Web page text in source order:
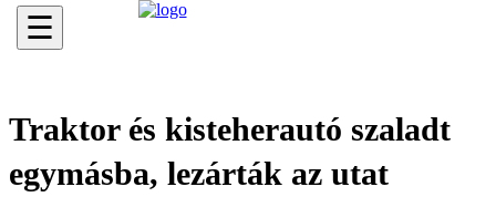
☰
Traktor és kisteherautó szaladt
egymásba, lezárták az utat